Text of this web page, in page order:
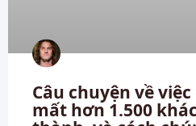
Câu chuyện về
mất hơn 1.500